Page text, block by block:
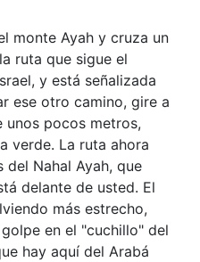
monte Ayah y cruza un
ruta que sigue el
y está señalizada
ese otro camino, gire a
unos pocos metros,
verde. La ruta ahora
del Nahal Ayah, que
delante de usted. El
más estrecho,
en el "cuchillo" del
hay aquí del Arabá